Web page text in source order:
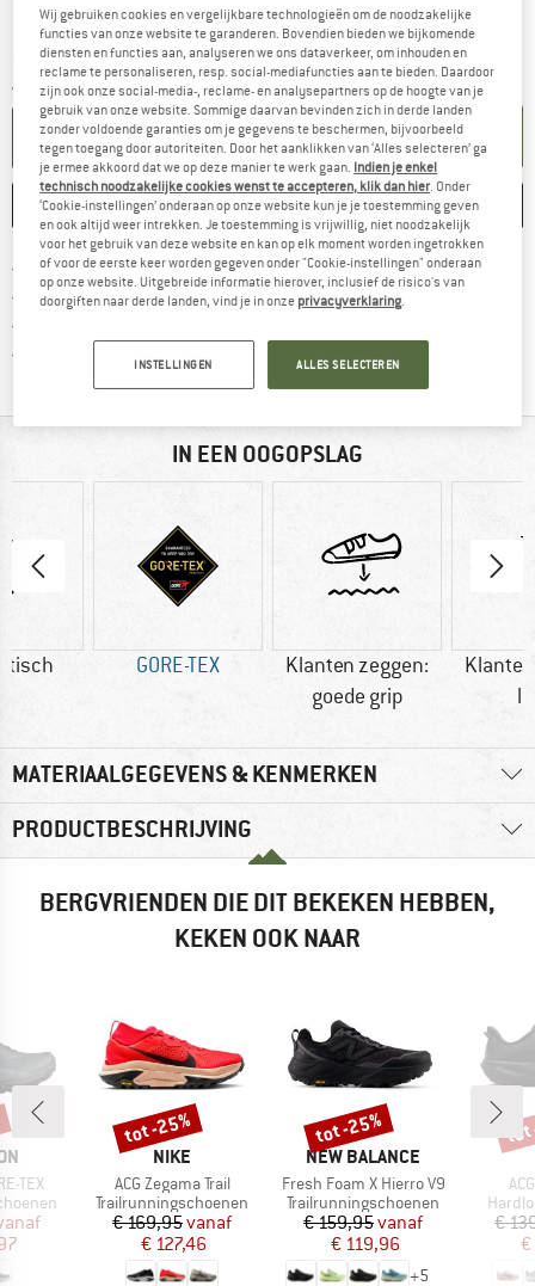
Maattabel
Levertijd: 3-5 werkdagenDe link wordt geopend in een infovak en bevat
Aantal:
IN DE WINKELMAND
ONTHOUDEN VERGELIJKEN
Gratis verzending vanaf € 69 (NL)Vind hier de
100 dagen bedenktijdVind de betalingsinformatie hier!
Alle artikelen in voorraad
IN EEN OOGOPSLAG
GORE-TEX
Klanten zeggen:
goede grip
MATERIAALGEGEVENS & KENMERKEN
PRODUCTBESCHRIJVING
BERGVRIENDEN DIE DIT BEKEKEN HEBBEN,
KEKEN OOK NAAR
TEX
prijs
MERK
NIKE
Artikel
ACG Zegama Trail
Productgroep
Trailrunningschoenen
Prijs
€ 169,95Verlaagde prijs
vanaf
€ 127,46
Korting
tot -25%
MERK
NEW BALANCE
Artikel
Fresh Foam X Hierro V9
Productgroep
Trailrunningschoenen
Prijs
€ 159,95Verlaagde prijs
vanaf
€ 119,96
+5
Korting
tot -25%
€
€
tot
Wij gebruiken cookies en vergelijkbare technologieën om de noodzakelijke
functies van onze website te garanderen. Bovendien bieden we bijkomende
diensten en functies aan, analyseren we ons dataverkeer, om inhouden en
reclame te personaliseren, resp. social-mediafuncties aan te bieden. Daardoor
zijn ook onze social-media-, reclame- en analysepartners op de hoogte van je
gebruik van onze website. Sommige daarvan bevinden zich in derde landen
zonder voldoende garanties om je gegevens te beschermen, bijvoorbeeld
tegen toegang door autoriteiten. Door het aanklikken van ‘Alles selecteren’ ga
je ermee akkoord dat we op deze manier te werk gaan. Indien je enkel
technisch noodzakelijke cookies wenst te accepteren, klik dan hier . Onder
‘Cookie-instellingen’ onderaan op onze website kun je je toestemming geven
en ook altijd weer intrekken. Je toestemming is vrijwillig, niet noodzakelijk
voor het gebruik van deze website en kan op elk moment worden ingetrokken
of voor de eerste keer worden gegeven onder "Cookie-instellingen" onderaan
op onze website. Uitgebreide informatie hierover, inclusief de risico's van
doorgiften naar derde landen, vind je in onze privacyverklaring
INSTELLINGEN ALLES SELECTEREN